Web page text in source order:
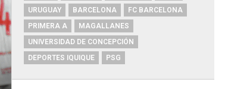
URUGUAY
BARCELONA
FC BARCELONA
PRIMERA A
MAGALLANES
UNIVERSIDAD DE CONCEPCIÓN
DEPORTES IQUIQUE
PSG